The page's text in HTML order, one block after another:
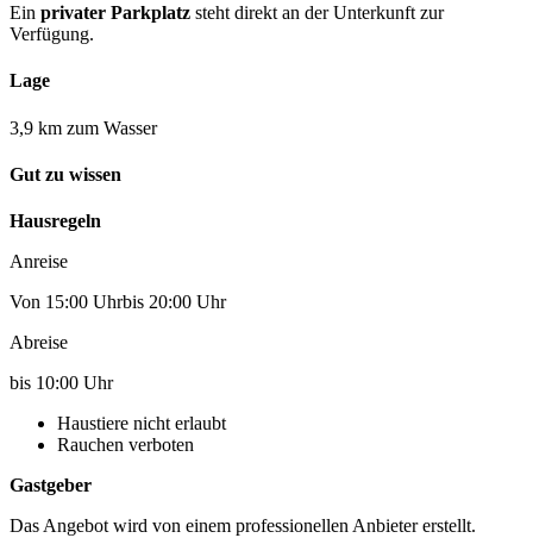
Ein privater Parkplatz steht direkt an der Unterkunft zur
Verfügung.
Lage
3,9 km zum Wasser
Gut zu wissen
Hausregeln
Anreise
Von 15:00 Uhrbis 20:00 Uhr
Abreise
bis 10:00 Uhr
Haustiere nicht erlaubt
Rauchen verboten
Gastgeber
Das Angebot wird von einem professionellen Anbieter erstellt.